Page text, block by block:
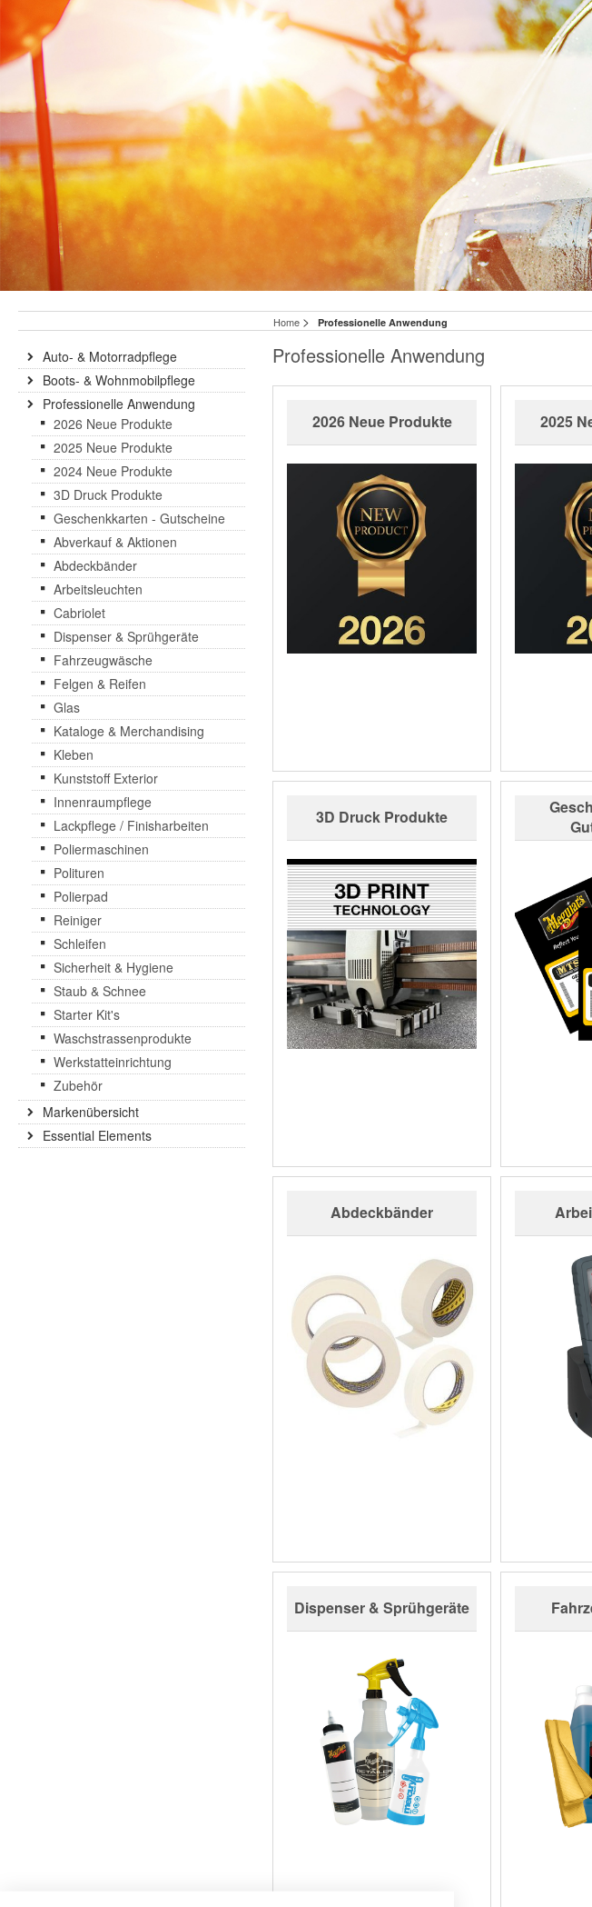
Home > Professionelle Anwendung
Professionelle Anwendung
2026 Neue Produkte 2025
3D Druck Produkte
Abdeckbänder
Dispenser & Sprühgeräte
Auto- & Motorradpflege
Boots- & Wohnmobilpflege
Professionelle Anwendung
2026 Neue Produkte
2025 Neue Produkte
2024 Neue Produkte
3D Druck Produkte
Geschenkkarten - Gutscheine
Abverkauf & Aktionen
Abdeckbänder
Arbeitsleuchten
Cabriolet
Dispenser & Sprühgeräte
Fahrzeugwäsche
Felgen & Reifen
Glas
Kataloge & Merchandising
Kleben
Kunststoff Exterior
Innenraumpflege
Lackpflege / Finisharbeiten
Poliermaschinen
Polituren
Polierpad
Reiniger
Schleifen
Sicherheit & Hygiene
Staub & Schnee
Starter Kit's
Waschstrassenprodukte
Werkstatteinrichtung
Zubehör
Markenübersicht
Essential Elements